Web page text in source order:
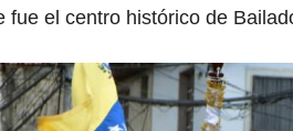
fue el centro histórico de